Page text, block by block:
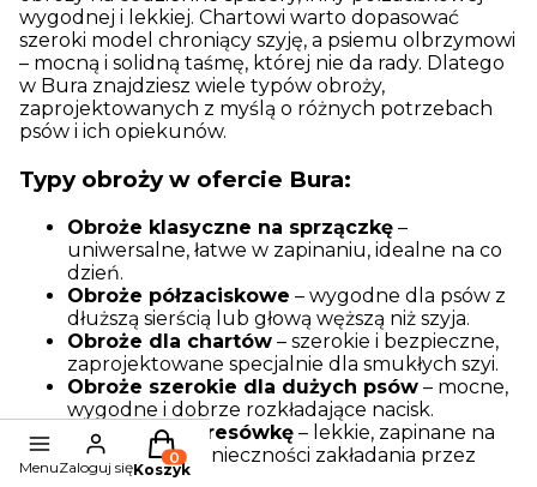
wygodnej i lekkiej. Chartowi warto dopasować
szeroki model chroniący szyję, a psiemu olbrzymowi
– mocną i solidną taśmę, której nie da rady. Dlatego
w Bura znajdziesz wiele typów obroży,
zaprojektowanych z myślą o różnych potrzebach
psów i ich opiekunów.
Typy obroży w ofercie Bura:
Obroże klasyczne na sprzączkę –
uniwersalne, łatwe w zapinaniu, idealne na co
dzień.
Obroże półzaciskowe – wygodne dla psów z
dłuższą sierścią lub głową węższą niż szyja.
Obroże dla chartów – szerokie i bezpieczne,
zaprojektowane specjalnie dla smukłych szyi.
Obroże szerokie dla dużych psów – mocne,
wygodne i dobrze rozkładające nacisk.
Obroże na adresówkę – lekkie, zapinane na
szyi psa, bez konieczności zakładania przez
głowę.
MenuZaloguj się
Produkty w koszyku: 0. Zobacz szczegóły
Koszyk